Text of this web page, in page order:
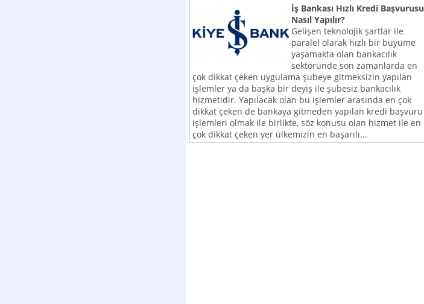
İş Bankası Hızlı Kredi Başvurusu
Nasıl Yapılır?
Gelişen teknolojik şartlar ile
paralel olarak hızlı bir büyüme
yaşamakta olan bankacılık
sektöründe son zamanlarda en
çok dikkat çeken uygulama şubeye gitmeksizin yapılan
işlemler ya da başka bir deyiş ile şubesiz bankacılık
hizmetidir. Yapılacak olan bu işlemler arasında en çok
dikkat çeken de bankaya gitmeden yapılan kredi başvuru
işlemleri olmak ile birlikte, söz konusu olan hizmet ile en
çok dikkat çeken yer ülkemizin en başarılı...